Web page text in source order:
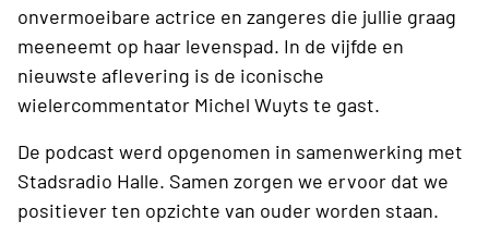
onvermoeibare actrice en zangeres die jullie graag
meeneemt op haar levenspad. In de vijfde en
nieuwste aflevering is de iconische
wielercommentator Michel Wuyts te gast.
De podcast werd opgenomen in samenwerking met
Stadsradio Halle. Samen zorgen we ervoor dat we
positiever ten opzichte van ouder worden staan.